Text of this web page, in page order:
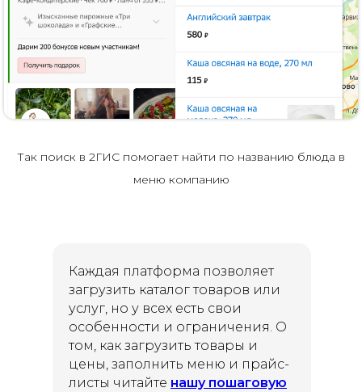
Так поиск в 2ГИС помогает найти по названию блюда в
меню компанию
Каждая платформа позволяет
загрузить каталог товаров или
услуг, но у всех есть свои
особенности и ограничения. О
том, как загрузить товары и
цены, заполнить меню и прайс-
листы читайте нашу пошаговую